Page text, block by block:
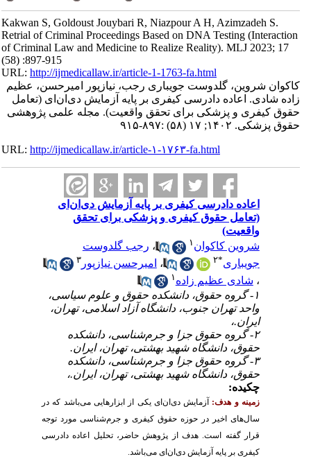
Kakwan S, Goldoust Jouybari R, Niazpour A H, Azimzadeh S.
Retrial of Criminal Proceedings Based on DNA Testing (Interaction
of Criminal Law and Medicine to Realize Reality). MLJ 2023; 17
(58) :897-915
URL:http://ijmedicallaw.ir/article-1-1763-fa.html
کاکوان شروین، گلدوست جویباری رجب، نیاز‌پور امیر‌حسن، عظیم‌
زاده شادی. اعاده دادرسی کیفری بر پایه آزمایش دی‌ان‌ای (تعامل
حقوق کیفری و پزشکی برای تحقق واقعیت). مجله علمی پژوهشی
حقوق پزشکی. ۱۴۰۲; ۱۷ (۵۸) :۸۹۷-۹۱۵
URL:http://ijmedicallaw.ir/article-۱-۱۷۶۳-fa.html
اعاده دادرسی کیفری بر پایه آزمایش دی‌ان‌ای
(تعامل حقوق کیفری و پزشکی برای تحقق
واقعیت)
شروین کاکوان
۱ ،رجب گلدوست
جویباری
۲ ،امیر‌حسن نیاز‌پور
شادی عظیم‌ زاده
۱- گروه حقوق، دانشکده حقوق و علوم سیاسی،
واحد تهران جنوب، دانشگاه آزاد اسلامی، تهران،
ایران.،
۲- گروه حقوق جزا و جرم‌شناسی، دانشکده
حقوق، دانشگاه شهید بهشتی، تهران، ایران.
۳- گروه حقوق جزا و جرم‌شناسی، دانشکده
حقوق، دانشگاه شهید بهشتی، تهران، ایران.،
چکیده:
زمینه و هدف: آزمایش دی‌ان‌ای یکی از ابزارهایی می‌باشد که در
سال‌های اخیر در حوزه حقوق کیفری و جرم‌شناسی مورد توجه
قرار گفته است. هدف از پژوهش حاضر، تحلیل اعاده دادرسی
کیفری بر پایه آزمایش دی‌ان‌ای می‌باشد.